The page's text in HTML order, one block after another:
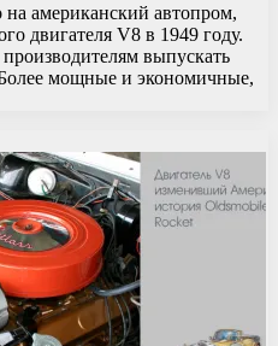
американский автопром,
двигателя V8 в 1949 году.
выпускать
мощные и экономичные,